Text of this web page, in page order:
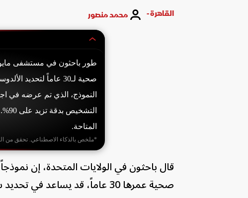
القاهرة - محمد منصور
طور باحثون في مستشفى مايو
صحية لـ30 عاماً
المتاحة.
*ملخص بالذكاء الاصطناعي. تحقق من
قال باحثون في الولايات المتحدة، إن
صحية عمرها 30 عاماً، قد يساعد في تحديد سبب خفي وشائع